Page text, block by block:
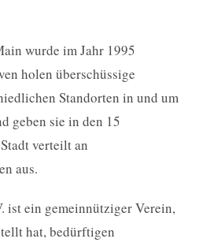
wurde im Jahr 1995
holen überschüssige
Standorten in und um
geben sie in den 15
verteilt an
aus.
ist ein gemeinnütziger Verein,
hat, bedürftigen